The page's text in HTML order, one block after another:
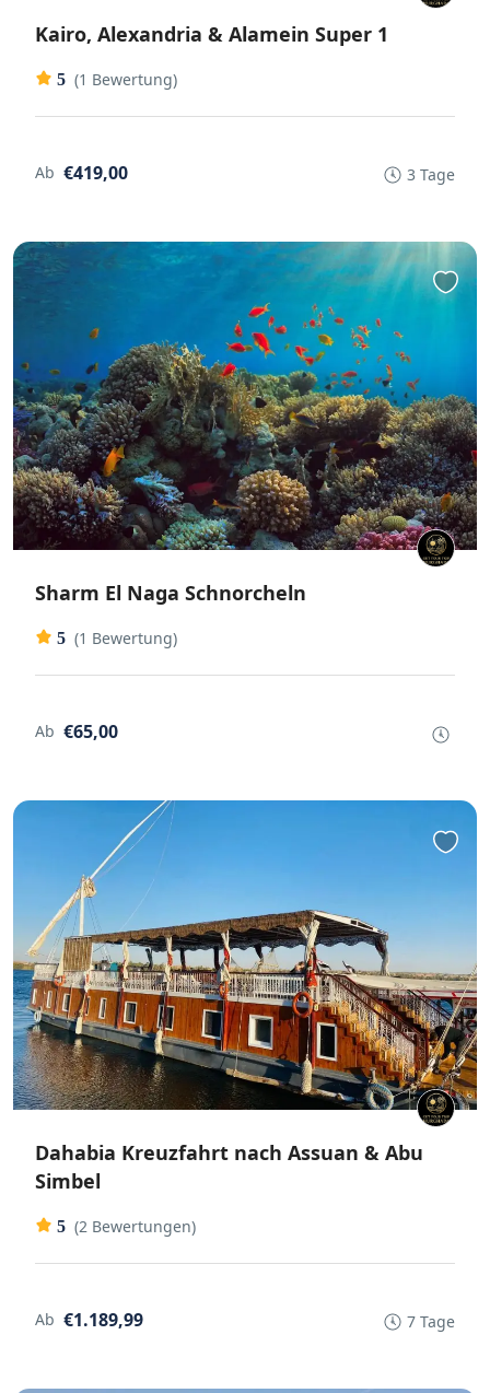
Kairo, Alexandria & Alamein Super 1
5 (1 Bewertung)
Ab €419,00 3 Tage
Sharm El Naga Schnorcheln
5 (1 Bewertung)
Ab €65,00
Dahabia Kreuzfahrt nach Assuan & Abu
Simbel
5 (2 Bewertungen)
Ab €1.189,99 7 Tage